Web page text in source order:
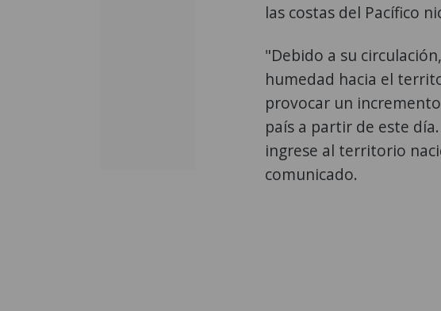
las costas del Pacífico
"Debido a su
humedad hacia el
provocar un
país a partir de este
ingrese al territorio
comunicado.